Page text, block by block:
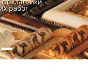
классики
работ